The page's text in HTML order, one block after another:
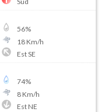
56%
18Km/h
Est SE
74%
8Km/h
Est NE